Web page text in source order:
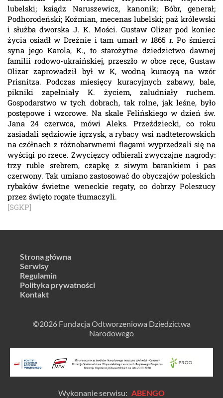
lubelski; ksiądz Naruszewicz, kanonik; Bóbr, generał;
Podhorodeński; Koźmian, mecenas lubelski; paź królewski
i służba dworska J. K. Mości. Gustaw Olizar pod koniec
życia osiadł w Dreźnie i tam umarł w 1865 r. Po śmierci
syna jego Karola, K., to starożytne dziedzictwo dawnej
familii rodowo-ukraińskiej, przeszło w obce ręce, Gustaw
Olizar zaprowadził był w K, wodną kuraoyą na wzór
Prisnitza. Podczas miesięcy kuracyjnych zabawy, bale,
pikniki zapełniały K. życiem, zaludniały ruchem.
Gospodarstwo w tych dobrach, tak rolne, jak leśne, było
postępowe i wzorowe. Na skale Felińskiego w dzień św.
Jana 24 czerwca, mówi Aleks. Przeździecki, co roku
zasiadali sędziowie igrzysk, a rybacy wsi nadteterowskich
na czółnach z różnobarwnemi flagami wyprzedzali się na
wyścigi po rzece. Zwycięzcy odbierali zwyczajne nagrody:
trzy ruble srebrem, czapkę z siwym barankiem i pas
czerwony. Tak umiano zastosować do obyczajów poleskich
rybaków świetne weneckie regaty, co dobrzy Poleszucy
przez święto rogate tłumaczyli.
[SGKP]
Strona główna
Serwisy
Regulamin
Polityka prywatności
Kontakt
©2026 Fundacja Odtworzeniowa Dziedzictwa
Narodowego
Wykonanie serwisu: ABENGO